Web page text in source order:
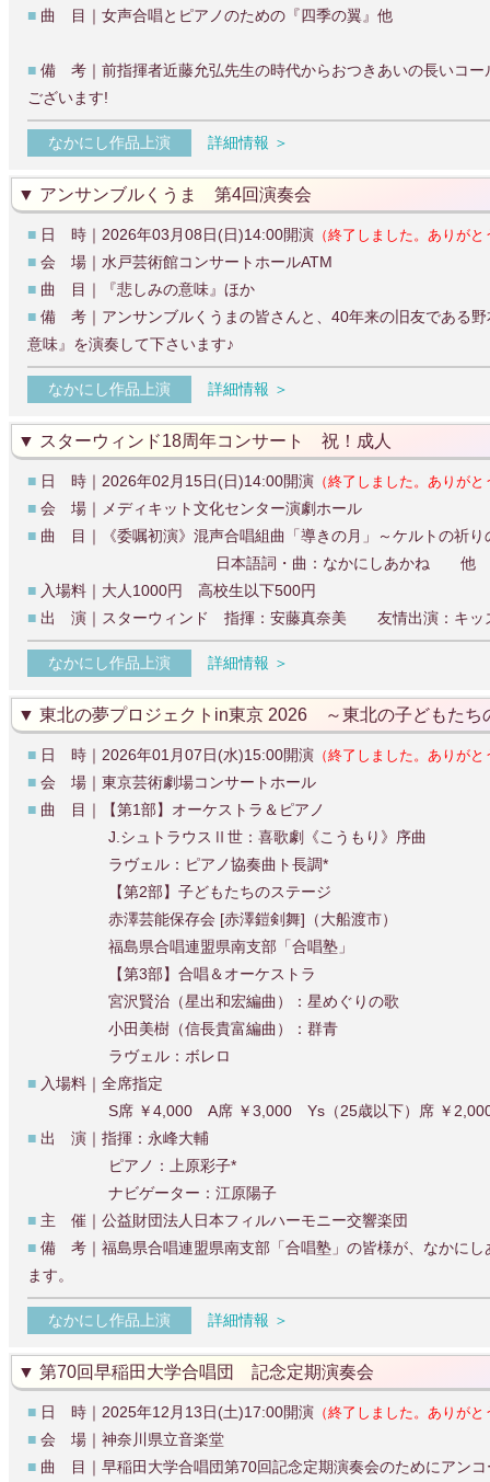
■ 曲 目｜女声合唱とピアノのための『四季の翼』他
■ 備 考｜前指揮者近藤允弘先生の時代からおつきあいの長いコ
ございます!
なかにし作品上演 詳細情報 ＞
アンサンブルくうま 第4回演奏会
■ 日 時｜2026年03月08日(日)14:00開演 （終了しました。ありが
■ 会 場｜水戸芸術館コンサートホールATM
■ 曲 目｜『悲しみの意味』ほか
■ 備 考｜アンサンブルくうまの皆さんと、40年来の旧友である
意味』を演奏して下さいます♪
なかにし作品上演 詳細情報 ＞
スターウィンド18周年コンサート 祝！成人
■ 日 時｜2026年02月15日(日)14:00開演 （終了しました。ありが
■ 会 場｜メディキット文化センター演劇ホール
■ 曲 目｜《委嘱初演》混声合唱組曲「導きの月」～ケルトの祈り
日本語詞・曲：なかにしあかね 他
■ 入場料｜大人1000円 高校生以下500円
■ 出 演｜スターウィンド 指揮：安藤真奈美 友情出演：キッ
なかにし作品上演 詳細情報 ＞
東北の夢プロジェクトin東京 2026 ～東北の子どもたち
■ 日 時｜2026年01月07日(水)15:00開演 （終了しました。ありが
■ 会 場｜東京芸術劇場コンサートホール
■ 曲 目｜【第1部】オーケストラ＆ピアノ
J.シュトラウスⅡ世：喜歌劇《こうもり》序曲
ラヴェル：ピアノ協奏曲ト長調*
【第2部】子どもたちのステージ
赤澤芸能保存会 [赤澤鎧剣舞]（大船渡市）
福島県合唱連盟県南支部「合唱塾」
【第3部】合唱＆オーケストラ
宮沢賢治（星出和宏編曲）：星めぐりの歌
小田美樹（信長貴富編曲）：群青
ラヴェル：ボレロ
■ 入場料｜全席指定
S席 ￥4,000 A席 ￥3,000 Ys（25歳以下）席 ￥2,000
■ 出 演｜指揮：永峰大輔
ピアノ：上原彩子*
ナビゲーター：江原陽子
■ 主 催｜公益財団法人日本フィルハーモニー交響楽団
■ 備 考｜福島県合唱連盟県南支部「合唱塾」の皆様が、なかに
ます。
なかにし作品上演 詳細情報 ＞
第70回早稲田大学合唱団 記念定期演奏会
■ 日 時｜2025年12月13日(土)17:00開演 （終了しました。ありが
■ 会 場｜神奈川県立音楽堂
■ 曲 目｜早稲田大学合唱団第70回記念定期演奏会のためにアン